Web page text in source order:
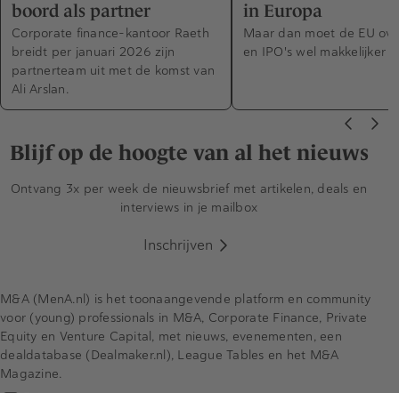
boord als partner
Corporate finance-kantoor Raeth
breidt per januari 2026 zijn
partnerteam uit met de komst van
Ali Arslan.
in Europa
Maar dan moet de EU
en IPO's wel makkelijker
Blijf op de hoogte van al het nieuws
Ontvang 3x per week de nieuwsbrief met artikelen, deals en
interviews in je mailbox
Inschrijven
M&A (MenA.nl) is het toonaangevende platform en community
voor (young) professionals in M&A, Corporate Finance, Private
Equity en Venture Capital, met nieuws, evenementen, een
dealdatabase (Dealmaker.nl), League Tables en het M&A
Magazine.